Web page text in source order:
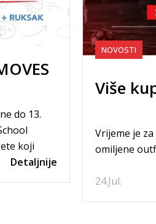
do 13.
koji
i...
Detaljnije
24.Jul.
NOVOSTI
Više
Vrijeme je
omiljene